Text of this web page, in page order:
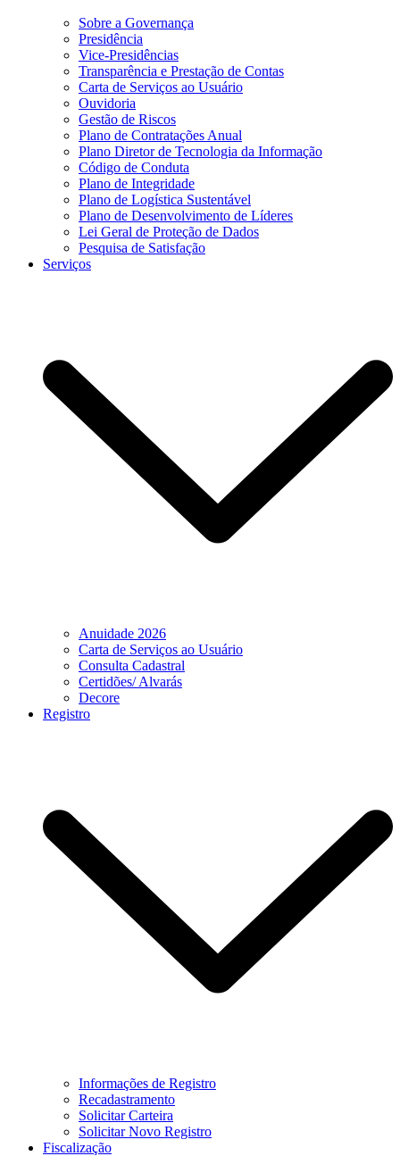
Sobre a Governança
Presidência
Vice-Presidências
Transparência e Prestação de Contas
Carta de Serviços ao Usuário
Ouvidoria
Gestão de Riscos
Plano de Contratações Anual
Plano Diretor de Tecnologia da Informação
Código de Conduta
Plano de Integridade
Plano de Logística Sustentável
Plano de Desenvolvimento de Líderes
Lei Geral de Proteção de Dados
Pesquisa de Satisfação
Serviços
Anuidade 2026
Carta de Serviços ao Usuário
Consulta Cadastral
Certidões/ Alvarás
Decore
Registro
Informações de Registro
Recadastramento
Solicitar Carteira
Solicitar Novo Registro
Fiscalização